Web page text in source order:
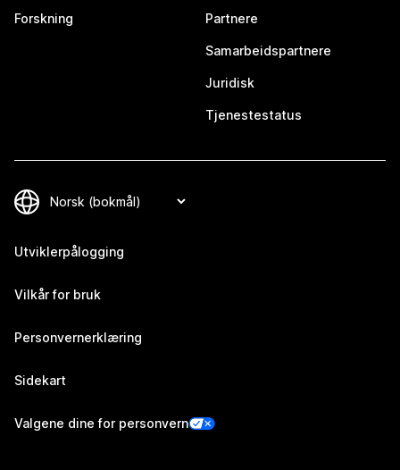
Forskning Partnere
Samarbeidspartnere
Juridisk
Tjenestestatus
Utviklerpålogging
Vilkår for bruk
Personvernerklæring
Sidekart
Valgene dine for personvern